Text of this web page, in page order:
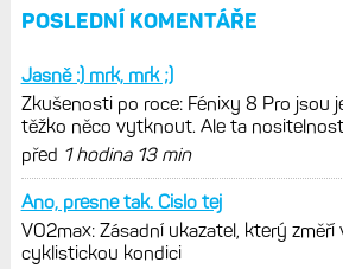
POSLEDNÍ KOMENTÁŘE
Jasně :) mrk, mrk ;)
Zkušenosti po roce: Fénixy 8 Pro jsou
těžko něco vytknout. Ale ta nositelnost
před 1 hodina 13 min
Ano, presne tak. Cislo tej
VO2max: Zásadní ukazatel, který změří
cyklistickou kondici